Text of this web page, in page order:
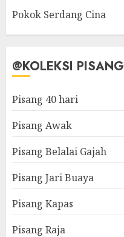
Pokok Serdang Cina
@KOLEKSI PISANG
Pisang 40 hari
Pisang Awak
Pisang Belalai Gajah
Pisang Jari Buaya
Pisang Kapas
Pisang Raja